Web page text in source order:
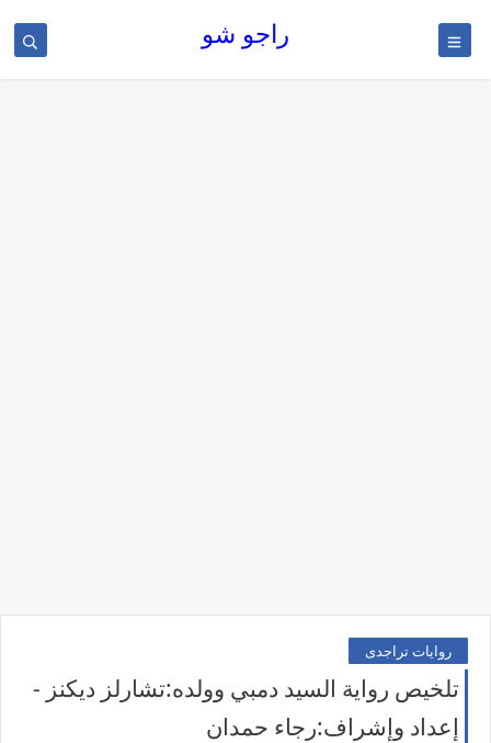
راجو شو
روايات تراجدى
تلخيص رواية السيد دمبي وولده:تشارلز ديكنز -
إعداد وإشراف:رجاء حمدان